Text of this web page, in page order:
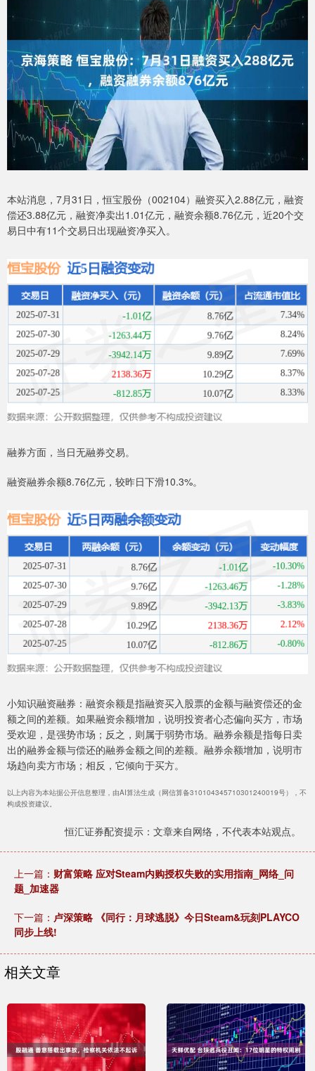
本站消息，7月31日，恒宝股份（002104）融资买入2.88亿元，融资
偿还3.88亿元，融资净卖出1.01亿元，融资余额8.76亿元，近20个交
易日中有11个交易日出现融资净买入。
融券方面，当日无融券交易。
融资融券余额8.76亿元，较昨日下滑10.3%。
小知识融资融券：融资余额是指融资买入股票的金额与融资偿还的金
额之间的差额。如果融资余额增加，说明投资者心态偏向买方，市场
受欢迎，是强势市场；反之，则属于弱势市场。融券余额是指每日卖
出的融券金额与偿还的融券金额之间的差额。融券余额增加，说明市
场趋向卖方市场；相反，它倾向于买方。
以上内容为本站据公开信息整理，由AI算法生成（网信算备310104345710301240019号），不
构成投资建议。
恒汇证券配资提示：文章来自网络，不代表本站观点。
上一篇： 财富策略 应对Steam内购授权失败的实用指南_网络_问
题_加速器
下一篇： 卢深策略 《同行：月球逃脱》今日Steam&玩刻PLAYCO
同步上线!
相关文章